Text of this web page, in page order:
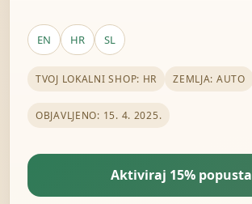
EN HR SL
TVOJ LOKALNI SHOP: HR ZEMLJA: AUTO
OBJAVLJENO: 15. 4. 2025.
Aktiviraj 15% popusta